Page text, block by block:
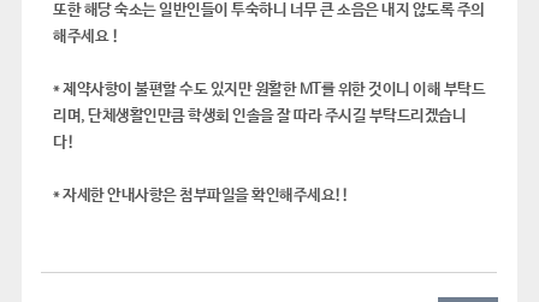
또한 해당 숙소는 일반인들이 투숙하니 너무 큰 소음은 내지 않도록 주의
해주세요 !
* 제약사항이 불편할 수도 있지만 원활한 MT를 위한 것이니 이해 부탁드
리며, 단체생활인만큼 학생회 인솔을 잘 따라 주시길 부탁드리겠습니
다!
* 자세한 안내사항은 첨부파일을 확인해주세요!!